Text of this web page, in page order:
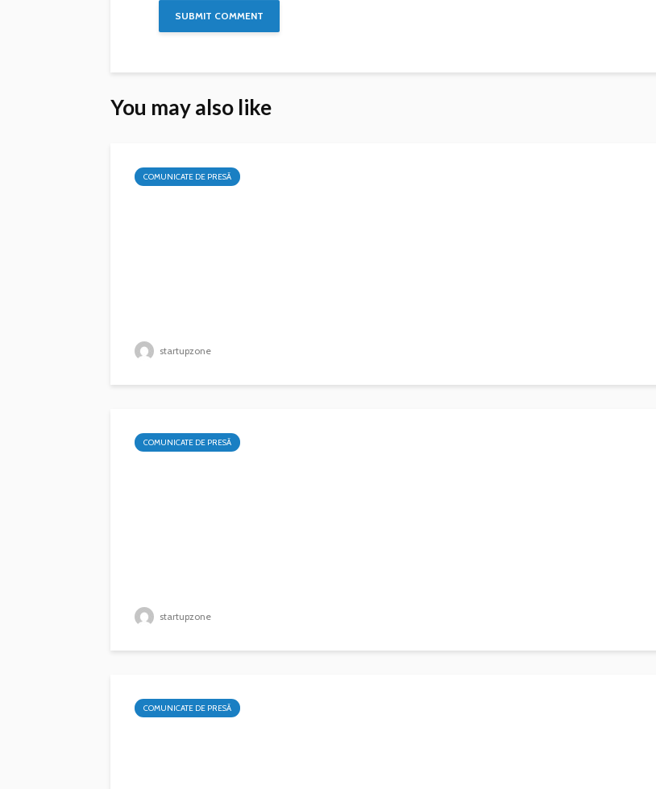
You may also like
COMUNICATE DE PRESĂ
startupzone
COMUNICATE DE PRESĂ
startupzone
COMUNICATE DE PRESĂ